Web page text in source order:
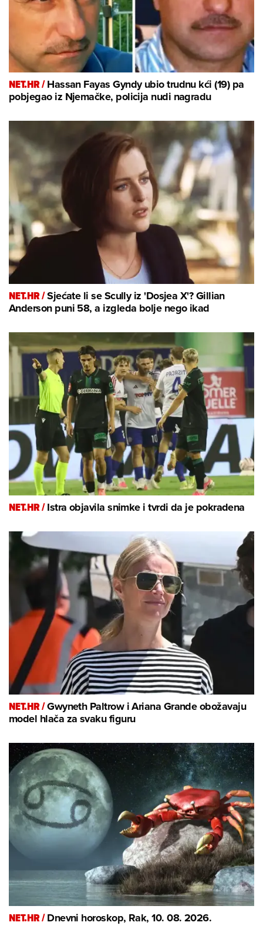
NET.HR /Hassan Fayas Gyndy ubio trudnu kći (19) pa
pobjegao iz Njemačke, policija nudi nagradu
NET.HR /Sjećate li se Scully iz 'Dosjea X'? Gillian
Anderson puni 58, a izgleda bolje nego ikad
NET.HR /Istra objavila snimke i tvrdi da je pokradena
NET.HR /Gwyneth Paltrow i Ariana Grande obožavaju
model hlača za svaku figuru
NET.HR /Dnevni horoskop, Rak, 10. 08. 2026.